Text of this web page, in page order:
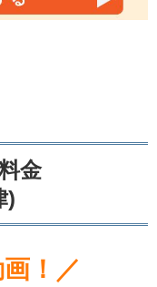
金
)
！／